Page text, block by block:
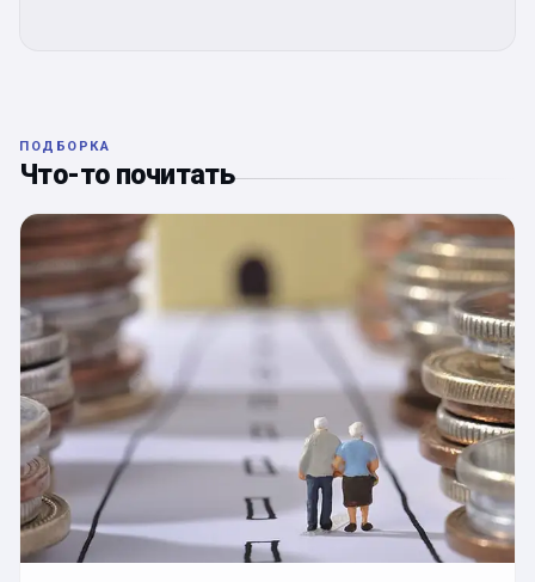
ПОДБОРКА
Что-то почитать